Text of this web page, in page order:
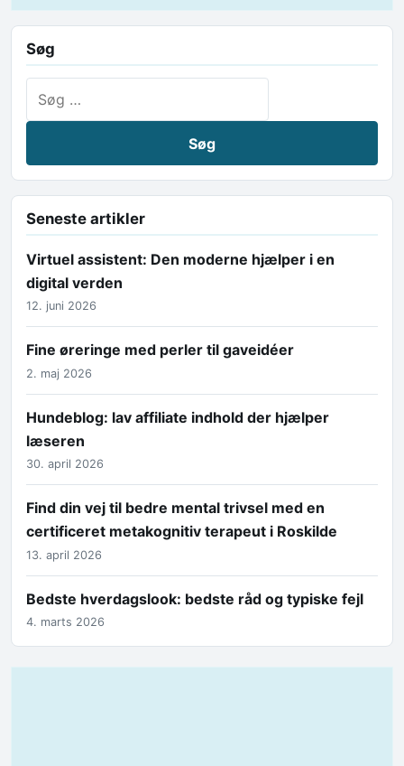
Søg
Seneste artikler
Virtuel assistent: Den moderne hjælper i en
digital verden
12. juni 2026
Fine øreringe med perler til gaveidéer
2. maj 2026
Hundeblog: lav affiliate indhold der hjælper
læseren
30. april 2026
Find din vej til bedre mental trivsel med en
certificeret metakognitiv terapeut i Roskilde
13. april 2026
Bedste hverdagslook: bedste råd og typiske fejl
4. marts 2026